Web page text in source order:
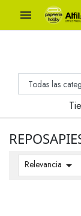

Relevancia 